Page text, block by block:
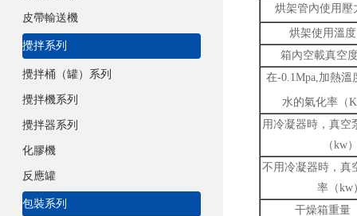
皮帶輸送機
攪拌系列
攪拌桶（罐）系列
攪拌機系列
攪拌器系列
化膠機
反應罐
包裝系列
烘架管內使用壓
烘架使用溫
箱內空載真空
在-0.1Mpa,加熱溫度
水的氣化率（
用冷凝器時，真空
（kw
不用冷凝器時，真
率（kw
干燥箱重量